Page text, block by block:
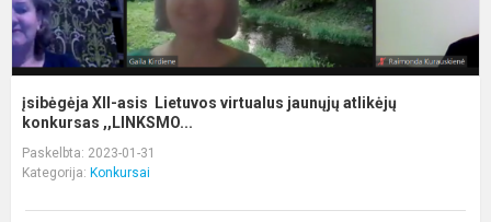
įsibėgėja XII-asis Lietuvos virtualus jaunųjų atlikėjų
konkursas ,,LINKSMO...
Paskelbta: 2023-01-31
Kategorija: Konkursai